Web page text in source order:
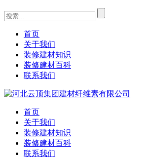
首页
关于我们
装修建材知识
装修建材百科
联系我们
首页
关于我们
装修建材知识
装修建材百科
联系我们